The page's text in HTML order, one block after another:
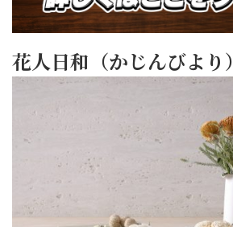
花人日和（かじんびより）